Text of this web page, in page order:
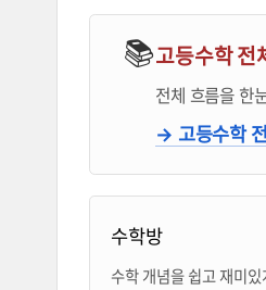
📚고등수학 전
전체 흐름을 한
→ 고등수학
블로거 & 출판 교
수학방
수학 개념을 쉽고 재미